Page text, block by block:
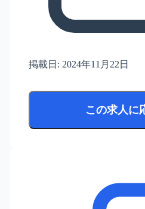
掲載日: 2024年11月22日
この求人に